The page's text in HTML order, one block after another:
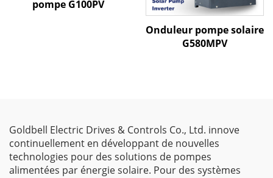
pompe G100PV
Onduleur pompe solaire
G580MPV
Goldbell Electric Drives & Controls Co., Ltd. innove
continuellement en développant de nouvelles
technologies pour des solutions de pompes
alimentées par énergie solaire. Pour des systèmes